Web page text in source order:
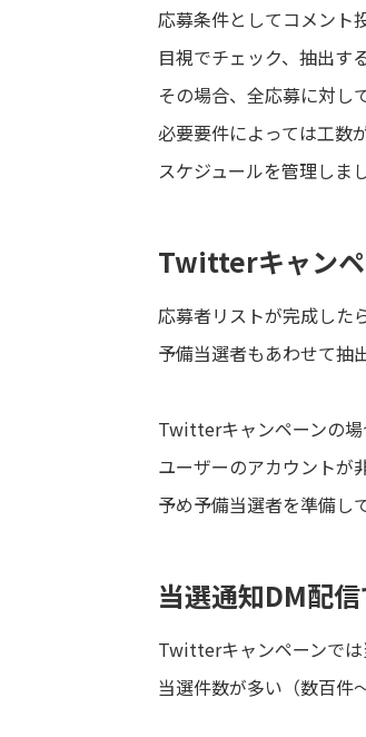
応募条件としてコメント
目視でチェック、抽出す
その場合、全応募に対し
必要要件によっては工数
スケジュールを管理しま
Twitterキャンペ
応募者リストが完成した
予備当選者もあわせて抽
Twitterキャンペーンの
ユーザーのアカウントが
予め予備当選者を準備し
当選通知DM配
Twitterキャンペーンでは
当選件数が多い（数百件